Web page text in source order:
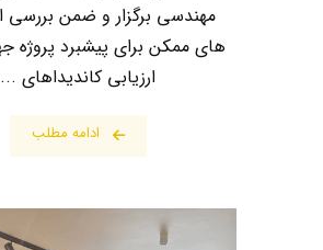
مهندسی برگزار و ضمن بررسی
ارزیابی کاندیداهای ...
ادامه مطلب